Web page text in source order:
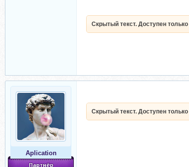
Скрытый текст. Доступен
Aplication
Скрытый текст. Доступен